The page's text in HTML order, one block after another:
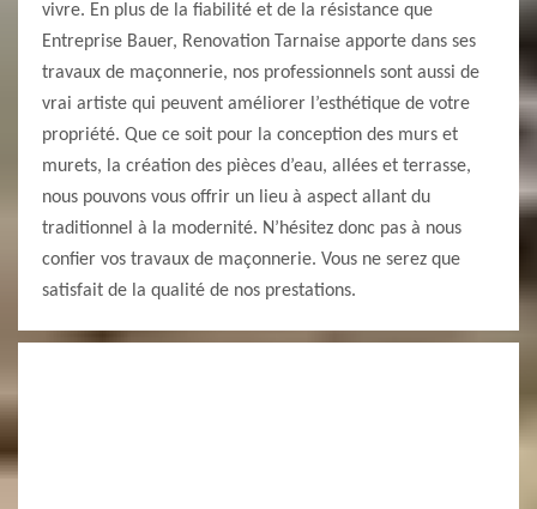
vivre. En plus de la fiabilité et de la résistance que
Entreprise Bauer, Renovation Tarnaise apporte dans ses
travaux de maçonnerie, nos professionnels sont aussi de
vrai artiste qui peuvent améliorer l’esthétique de votre
propriété. Que ce soit pour la conception des murs et
murets, la création des pièces d’eau, allées et terrasse,
nous pouvons vous offrir un lieu à aspect allant du
traditionnel à la modernité. N’hésitez donc pas à nous
confier vos travaux de maçonnerie. Vous ne serez que
satisfait de la qualité de nos prestations.